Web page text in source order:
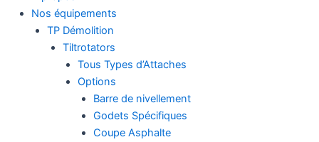
Nos équipements
TP Démolition
Tiltrotators
Tous Types d’Attaches
Options
Barre de nivellement
Godets Spécifiques
Coupe Asphalte